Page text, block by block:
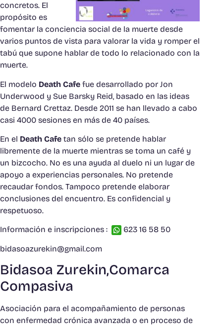
concretos. El
propósito es
fomentar la conciencia social de la muerte desde
varios puntos de vista para valorar la vida y romper el
tabú que supone hablar de todo lo relacionado con la
muerte.
El modelo Death Cafe fue desarrollado por Jon
Underwood y Sue Barsky Reid, basado en las ideas
de Bernard Crettaz. Desde 2011 se han llevado a cabo
casi 4000 sesiones en más de 40 países.
En el Death Cafe tan sólo se pretende hablar
libremente de la muerte mientras se toma un café y
un bizcocho. No es una ayuda al duelo ni un lugar de
apoyo a experiencias personales. No pretende
recaudar fondos. Tampoco pretende elaborar
conclusiones del encuentro. Es confidencial y
respetuoso.
Información e inscripciones : 623 16 58 50
bidasoazurekin@gmail.com
Bidasoa Zurekin,Comarca
Compasiva
Asociación para el acompañamiento de personas
con enfermedad crónica avanzada o en proceso de